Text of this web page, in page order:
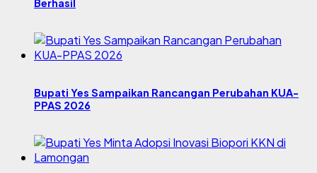
Bupati Yes Sampaikan Rancangan Perubahan KUA-
PPAS 2026